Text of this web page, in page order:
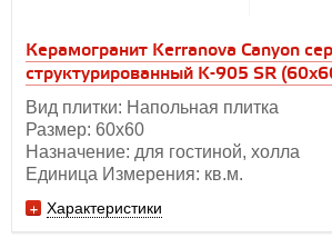
Керамогранит Kerranova Canyon
структурированный K-905 SR
Вид плитки: Напольная плитка
Размер: 60х60
Назначение: для гостиной, холла
Единица Измерения: кв.м.
Характеристики